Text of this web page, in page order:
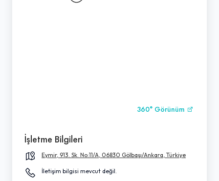
360° Görünüm
İşletme Bilgileri
Eymir, 913. Sk. No:11/A, 06830 Gölbaşı/Ankara, Türkiye
İletişim bilgisi mevcut değil.